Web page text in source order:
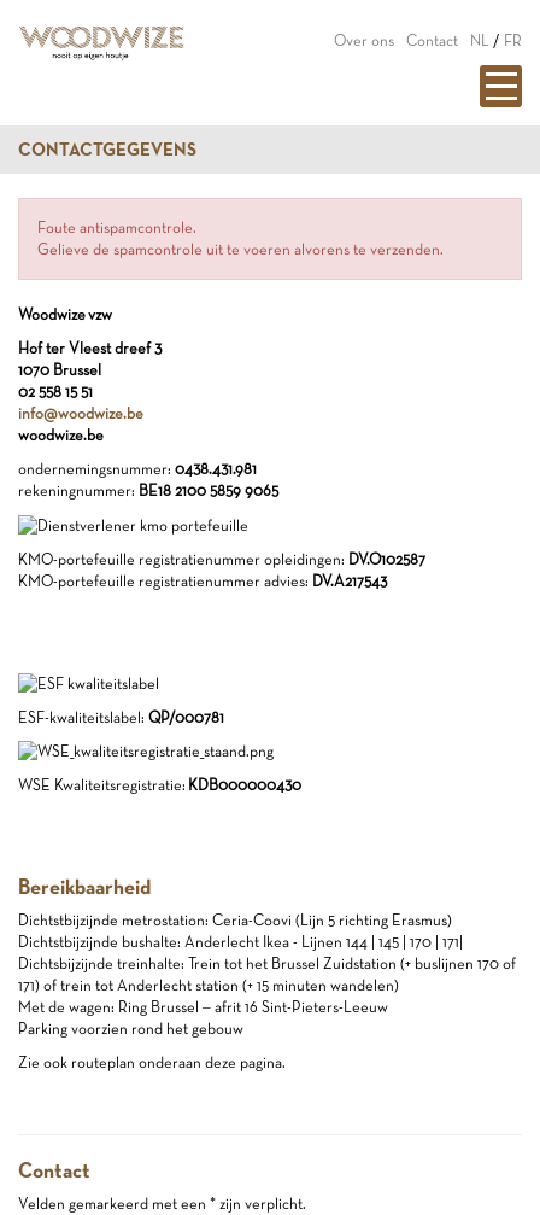
Over ons Contact NL / FR
CONTACTGEGEVENS
Foute antispamcontrole.
Gelieve de spamcontrole uit te voeren alvorens te verzenden.
Woodwize vzw
Hof ter Vleest dreef 3
1070 Brussel
02 558 15 51
info@woodwize.be
woodwize.be
ondernemingsnummer: 0438.431.981
rekeningnummer: BE18 2100 5859 9065
KMO-portefeuille registratienummer opleidingen: DV.O102587
KMO-portefeuille registratienummer advies: DV.A217543
ESF-kwaliteitslabel: QP/000781
WSE Kwaliteitsregistratie: KDB000000430
Bereikbaarheid
Dichtstbijzijnde metrostation: Ceria-Coovi (Lijn 5 richting Erasmus)
Dichtstbijzijnde bushalte: Anderlecht Ikea - Lijnen 144 | 145 | 170 | 171|
Dichtsbijzijnde treinhalte: Trein tot het Brussel Zuidstation (+ buslijnen 170 of
171) of trein tot Anderlecht station (+ 15 minuten wandelen)
Met de wagen: Ring Brussel – afrit 16 Sint-Pieters-Leeuw
Parking voorzien rond het gebouw
Zie ook routeplan onderaan deze pagina.
Contact
Velden gemarkeerd met een * zijn verplicht.